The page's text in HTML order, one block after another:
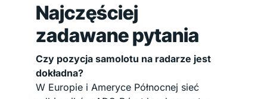
Najczęściej
zadawane pytania
Czy pozycja samolotu na radarze jest
dokładna?
W Europie i Ameryce Północnej sieć